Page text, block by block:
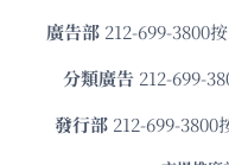
廣告部212-699-3800
分類廣告 212-699-
發⾏部 212-699-3800